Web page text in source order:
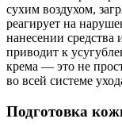
сухим воздухом,
реагирует на
нанесении средства
приводит к
крема — это не
во всей системе
Подготовка